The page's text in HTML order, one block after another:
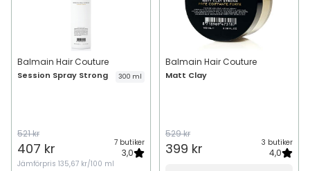
Balmain Hair Couture
Session Spray Strong 300 ml
521 kr
407 kr 7 butiker
3,0
Jämförpris 135,67 kr/100 ml
Balmain Hair Couture
Matt Clay
529 kr
399 kr 3 butiker
4,0